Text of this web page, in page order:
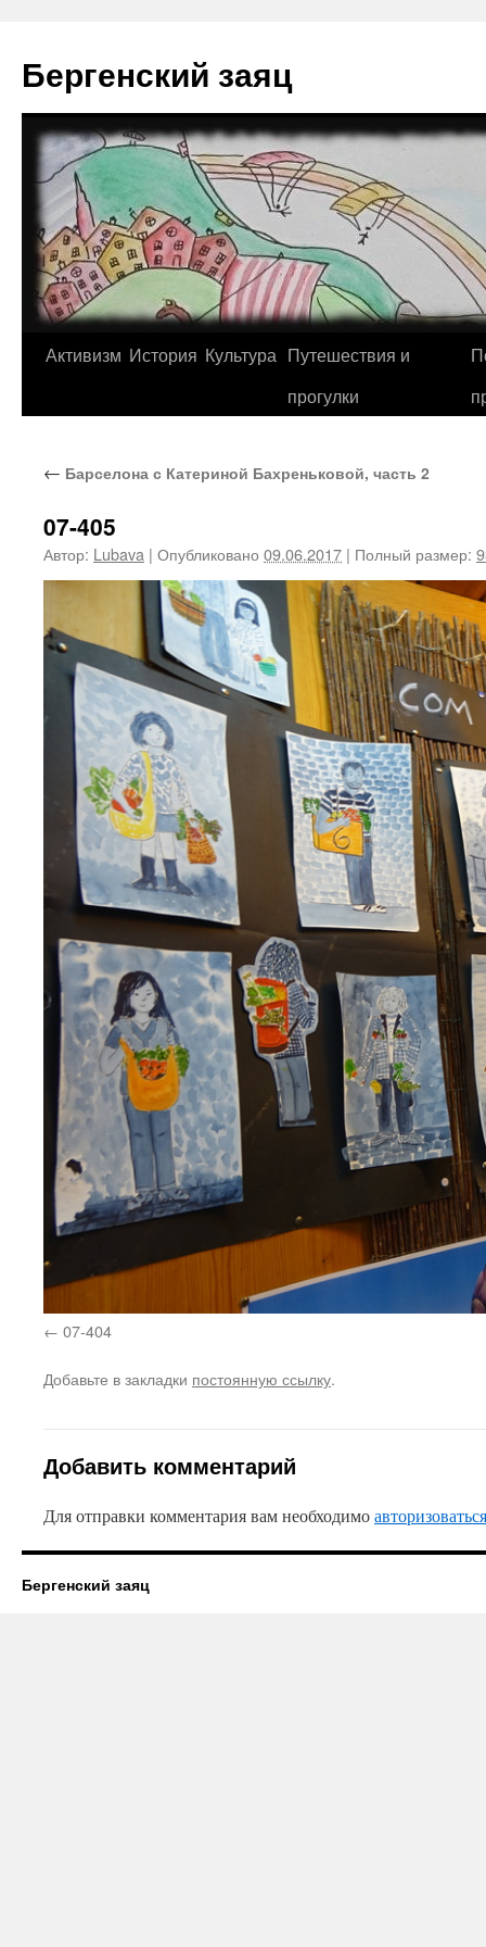
содержимому
Бергенский заяц
Активизм История Культура Путешествия и
прогулки
← Барселона с Катериной Бахреньковой, часть 2
07-405
Автор: Lubava | Опубликовано 09.06.2017 | Полный размер:
07-404
Добавьте в закладки постоянную ссылку.
Добавить комментарий
Для отправки комментария вам необходимоавторизоваться
Бергенский заяц